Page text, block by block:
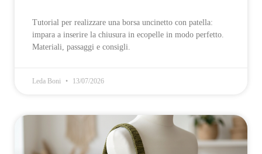
Tutorial per realizzare una borsa uncinetto con patella:
impara a inserire la chiusura in ecopelle in modo perfetto.
Materiali, passaggi e consigli.
Leda Boni 13/07/2026